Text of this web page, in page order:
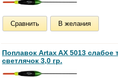
Сравнить В желания
Поплавок Artax AX 5013 cлабое
светлячок 3,0 гр.